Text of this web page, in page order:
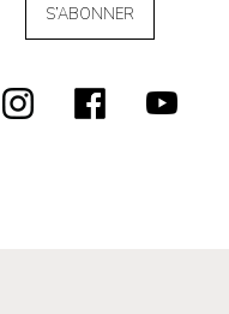
S’ABONNER